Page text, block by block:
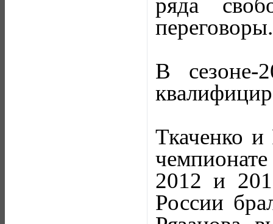
ряда
переговоры.
В сезоне-
Ткаченко и
2012 и
России